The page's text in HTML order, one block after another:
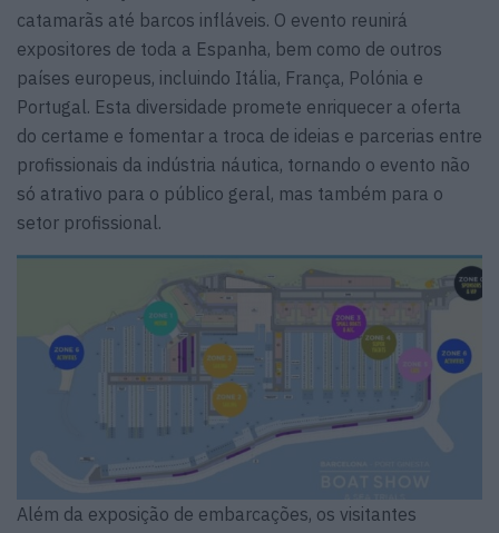
catamarãs até barcos infláveis. O evento reunirá
expositores de toda a Espanha, bem como de outros
países europeus, incluindo Itália, França, Polónia e
Portugal. Esta diversidade promete enriquecer a oferta
do certame e fomentar a troca de ideias e parcerias entre
profissionais da indústria náutica, tornando o evento não
só atrativo para o público geral, mas também para o
setor profissional.
Além da exposição de embarcações, os visitantes